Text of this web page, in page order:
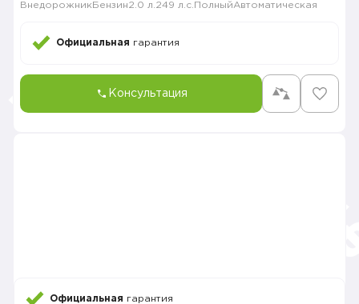
Внедорожник Бензин2.0 л. 249 л.с. ПолныйАвтоматическая
Официальная гарантия
Консультация
Официальная гарантия